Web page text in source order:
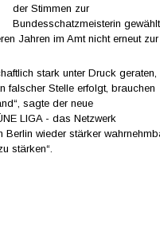
der Stimmen zur
Bundesschatzmeisterin
Jahren im Amt nicht erneut zur
stark unter Druck geraten,
falscher Stelle erfolgt, brauchen
sagte der neue
LIGA - das Netzwerk
wieder stärker
stärken“.